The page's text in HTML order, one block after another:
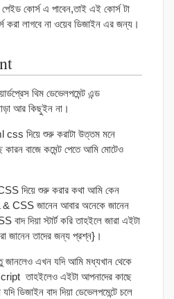
কোর্স এ পাবেন,তাই এই কোর্স টা
লাগবে না ওয়েব ডিজাইন এর জন্য।
থিম ডেভেলপমেন্ট এন্ড
আর কিছুইন না।
দিয়ে শুরু করাটা উত্তম মনে
কারন বাজে কমেন্ট পেতে আমি মোটেও
দিয়ে শুরু করার কথা আমি কেন
CSS জানেন আবার অনেকে জানেন
দিয়া স্টার্ট করি তাহইলে জারা এইটা
জানেন তাদের জন্য প্রশ্ন}।
জানলেও এখন যদি আমি মধ্যখান থেকে
তাহইলেও এইটা আপনাদের কাছে
ডিজাইন বাদ দিয়া ডেভেলপমেন্টে চলে